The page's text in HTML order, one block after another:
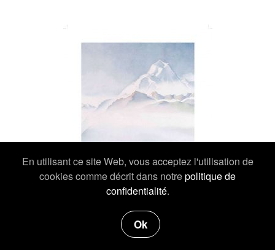
En utilisant ce site Web, vous acceptez l'utilisation de
cookies comme décrit dans notrepolitique de
confidentialité.
Ok